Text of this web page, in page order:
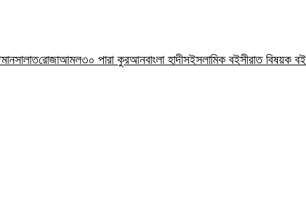
সালাতরোজাআমল৩০ পারা কুরআনবাংলা হাদীসইসলামিক বইসীরাত বিষয়ক বই